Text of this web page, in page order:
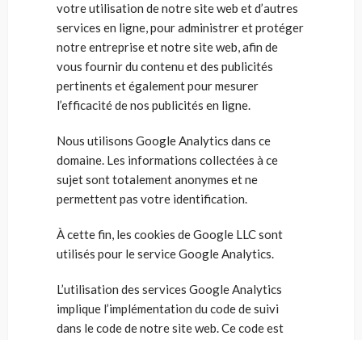
votre utilisation de notre site web et d’autres
services en ligne, pour administrer et protéger
notre entreprise et notre site web, afin de
vous fournir du contenu et des publicités
pertinents et également pour mesurer
l’efficacité de nos publicités en ligne.
Nous utilisons Google Analytics dans ce
domaine. Les informations collectées à ce
sujet sont totalement anonymes et ne
permettent pas votre identification.
À cette fin, les cookies de Google LLC sont
utilisés pour le service Google Analytics.
L’utilisation des services Google Analytics
implique l’implémentation du code de suivi
dans le code de notre site web. Ce code est